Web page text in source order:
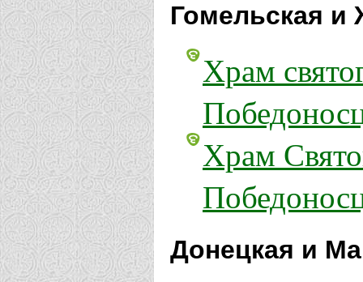
Гомельская и
Храм
Храм
Донецкая и